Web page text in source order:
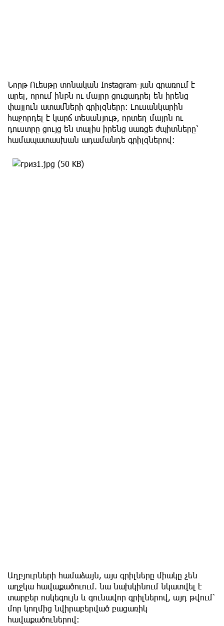
Նորթ Ուեսթը տոնական Instagram-յան գրառում է
արել, որում ինքն ու մայրը ցուցադրել են իրենց
փայլուն ատամների գրիլզները։ Լուսանկարին
հաջորդել է կարճ տեսանյութ, որտեղ մայրն ու
դուստրը ցույց են տալիս իրենց սառցե ժպիտները՝
համապատասխան ադամանդե գրիլզներով։
Աղբյուրների համաձայն, այս գրիլները միակը չեն
աղջկա հավաքածուում. նա նախկինում նկատվել է
տարբեր ոսկեգույն և գունավոր գրիլներով, այդ թվում՝
մոր կողմից նվիրաբերված բացառիկ
հավաքածուներով։